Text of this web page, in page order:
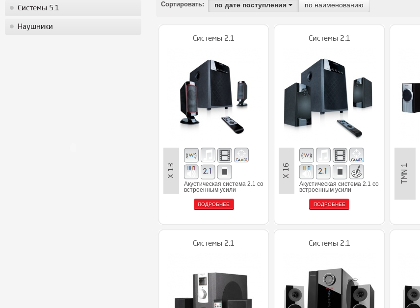
Системы 5.1
Наушники
Сортировать: по дате поступления по наименованию
Системы 2.1
Х 13
Акустическая система 2.1 со
встроенным усили
ПОДРОБНЕЕ
Системы 2.1
Х 16
Акустическая система 2.1 со
встроенным усили
ПОДРОБНЕЕ
TMN 1
Системы 2.1 Системы 2.1